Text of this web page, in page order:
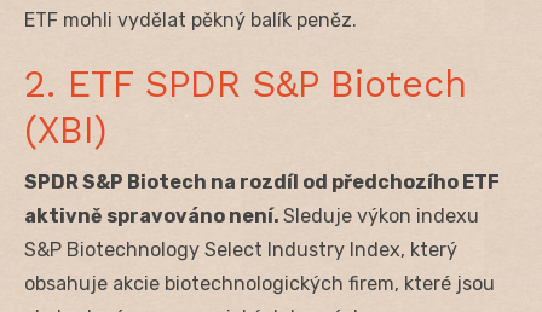
ETF mohli vydělat pěkný balík peněz.
2. ETF SPDR S&P Biotech
(XBI)
SPDR S&P Biotech na rozdíl od předchozího ETF
aktivně spravováno není. Sleduje výkon indexu
S&P Biotechnology Select Industry Index, který
obsahuje akcie biotechnologických firem, které jsou